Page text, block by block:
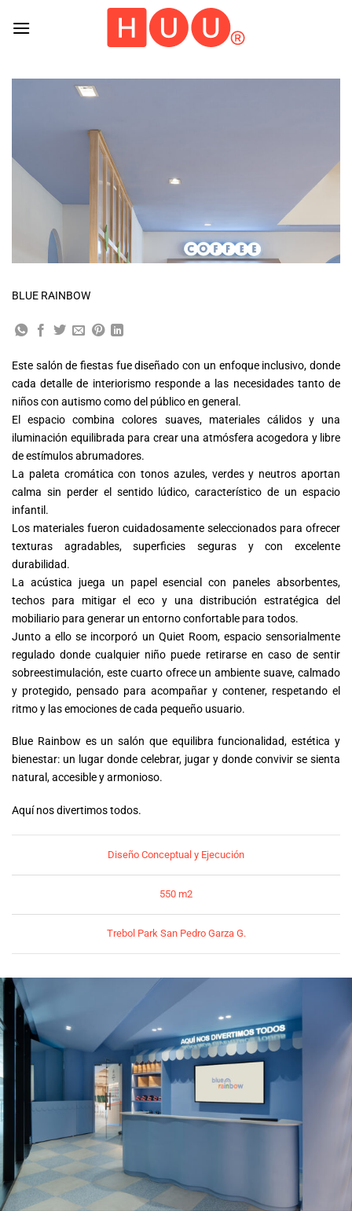
BLUE RAINBOW
Este salón de fiestas fue diseñado con un enfoque inclusivo, donde
cada detalle de interiorismo responde a las necesidades tanto de
niños con autismo como del público en general.
El espacio combina colores suaves, materiales cálidos y una
iluminación equilibrada para crear una atmósfera acogedora y libre
de estímulos abrumadores.
La paleta cromática con tonos azules, verdes y neutros aportan
calma sin perder el sentido lúdico, característico de un espacio
infantil.
Los materiales fueron cuidadosamente seleccionados para ofrecer
texturas agradables, superficies seguras y con excelente
durabilidad.
La acústica juega un papel esencial con paneles absorbentes,
techos para mitigar el eco y una distribución estratégica del
mobiliario para generar un entorno confortable para todos.
Junto a ello se incorporó un Quiet Room, espacio sensorialmente
regulado donde cualquier niño puede retirarse en caso de sentir
sobreestimulación, este cuarto ofrece un ambiente suave, calmado
y protegido, pensado para acompañar y contener, respetando el
ritmo y las emociones de cada pequeño usuario.
Blue Rainbow es un salón que equilibra funcionalidad, estética y
bienestar: un lugar donde celebrar, jugar y donde convivir se sienta
natural, accesible y armonioso.
Aquí nos divertimos todos.
Diseño Conceptual y Ejecución
550 m2
Trebol Park San Pedro Garza G.